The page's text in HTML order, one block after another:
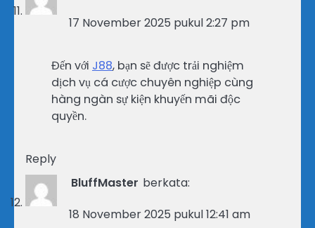
17 November 2025 pukul 2:27 pm
Đến với J88, bạn sẽ được trải nghiệm
dịch vụ cá cược chuyên nghiệp cùng
hàng ngàn sự kiện khuyến mãi độc
quyền.
Reply
BluffMaster berkata:
18 November 2025 pukul 12:41 am